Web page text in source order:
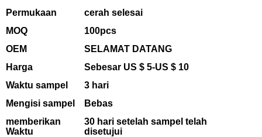
Permukaan
cerah selesai
MOQ
100pcs
OEM
SELAMAT DATANG
Harga
Sebesar US $ 5-US $ 10
Waktu sampel
3 hari
Mengisi sampel
Bebas
memberikan
Waktu
30 hari setelah sampel telah
disetujui